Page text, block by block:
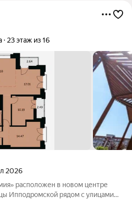
23 этаж из 16
2026
расположен в новом центре
Ипподромской рядом с улицами